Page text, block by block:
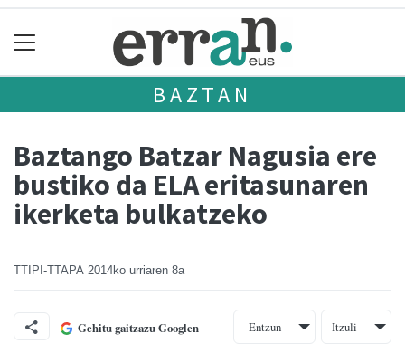
BAZTAN
Baztango Batzar Nagusia ere
bustiko da ELA eritasunaren
ikerketa bulkatzeko
TTIPI-TTAPA 2014ko urriaren 8a
Gehitu gaitzazu Googlen Entzun Itzuli